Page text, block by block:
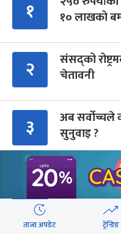
१
१० लाखको
२
संसद्को
चेतावनी
३
अब सर्वोच्चले
सुनुवाइ ?
४
पर्वतारोही
(तस्वीरहरू)
ताजा अपडेट ट्रेन्डिङ